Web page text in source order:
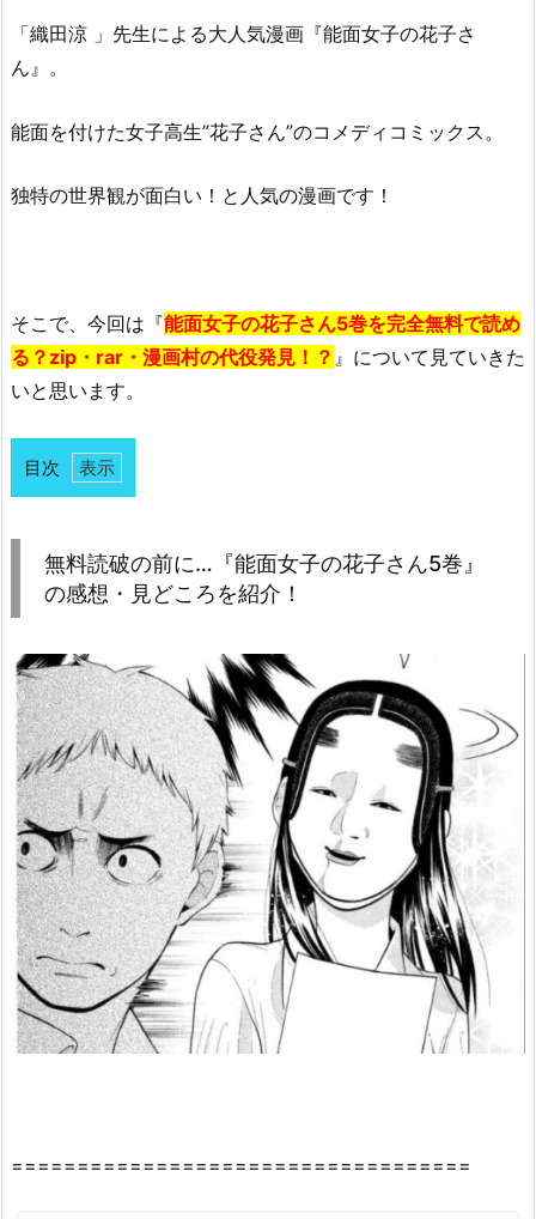
「織田涼 」先生による大人気漫画『能面女子の花子さ
ん』。
能面を付けた女子高生”花子さん”のコメディコミックス。
独特の世界観が面白い！と人気の漫画です！
そこで、今回は『能面女子の花子さん5巻を完全無料で読め
る？zip・rar・漫画村の代役発見！？ 』について見ていきた
いと思います。
目次
1.
前
に…
『能
面
女
子
の
花
子
さ
ん
5
巻』
無料読破の前に…『能面女子の花子さん5巻』
の感想・見どころを紹介！
===================================